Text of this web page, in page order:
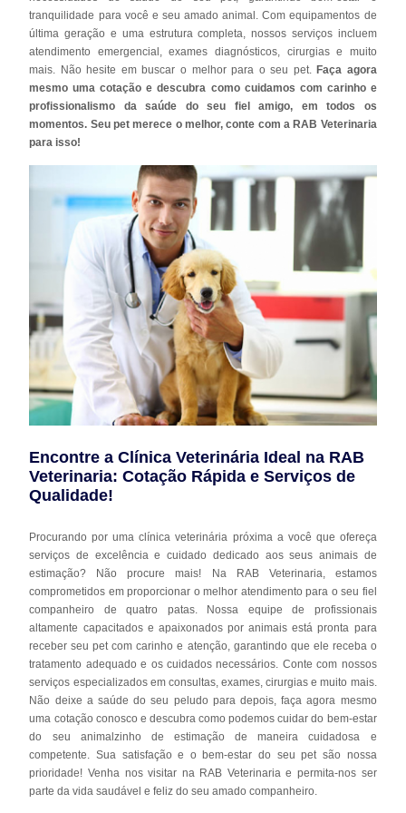
tranquilidade para você e seu amado animal. Com equipamentos de
última geração e uma estrutura completa, nossos serviços incluem
atendimento emergencial, exames diagnósticos, cirurgias e muito
mais. Não hesite em buscar o melhor para o seu pet.Faça agora
mesmo uma cotação e descubra como cuidamos com carinho e
profissionalismo da saúde do seu fiel amigo, em todos os
momentos. Seu pet merece o melhor, conte com a RAB Veterinaria
para isso!
Encontre a Clínica Veterinária Ideal na RAB
Veterinaria: Cotação Rápida e Serviços de
Qualidade!
Procurando por uma clínica veterinária próxima a você que ofereça
serviços de excelência e cuidado dedicado aos seus animais de
estimação? Não procure mais! Na RAB Veterinaria, estamos
comprometidos em proporcionar o melhor atendimento para o seu fiel
companheiro de quatro patas. Nossa equipe de profissionais
altamente capacitados e apaixonados por animais está pronta para
receber seu pet com carinho e atenção, garantindo que ele receba o
tratamento adequado e os cuidados necessários. Conte com nossos
serviços especializados em consultas, exames, cirurgias e muito mais.
Não deixe a saúde do seu peludo para depois, faça agora mesmo
uma cotação conosco e descubra como podemos cuidar do bem-estar
do seu animalzinho de estimação de maneira cuidadosa e
competente. Sua satisfação e o bem-estar do seu pet são nossa
prioridade! Venha nos visitar na RAB Veterinaria e permita-nos ser
parte da vida saudável e feliz do seu amado companheiro.